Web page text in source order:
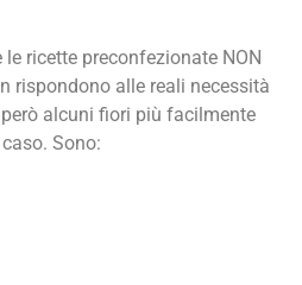
ricette preconfezionate NON
rispondono alle reali necessità
alcuni fiori più facilmente
Sono: